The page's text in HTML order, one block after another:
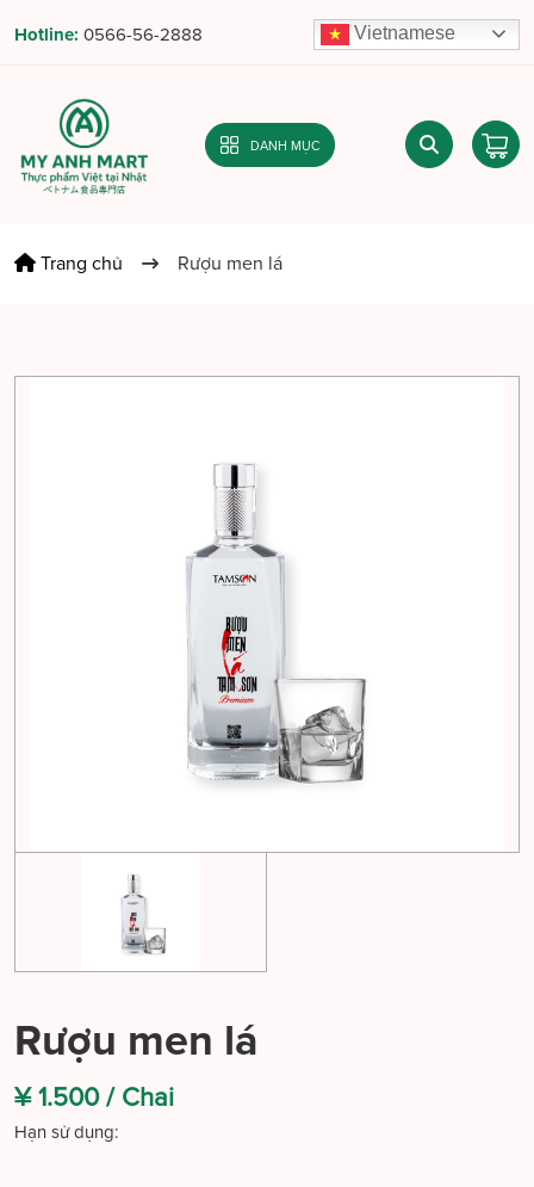
Hotline: 0566-56-2888 Vietnamese
DANH MỤC
Trang chủ Rượu men lá
Rượu men lá
¥ 1.500 / Chai
Hạn sử dụng: